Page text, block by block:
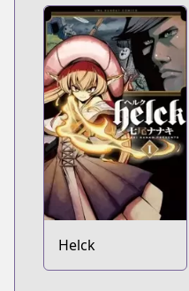
Helck